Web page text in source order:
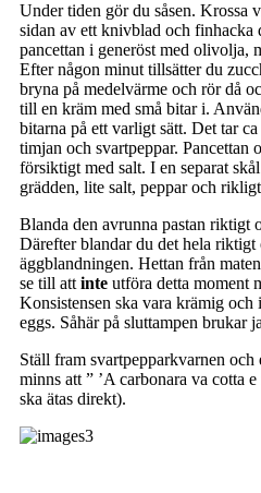
Under tiden gör du såsen. Krossa
sidan av ett knivblad och finhacka
pancettan i generöst med olivolja,
Efter någon minut tillsätter du
bryna på medelvärme och rör då
till en kräm med små bitar i.
bitarna på ett varligt sätt. Det tar
timjan och svartpeppar. Pancettan
försiktigt med salt. I en separat
grädden, lite salt, peppar och
Blanda den avrunna pastan riktigt
Därefter blandar du det hela riktigt
äggblandningen. Hettan från
se till att inte utföra detta moment
Konsistensen ska vara krämig och
eggs. Såhär på sluttampen brukar
Ställ fram svartpepparkvarnen och
minns att ” ’A carbonara va cotta
ska ätas direkt).